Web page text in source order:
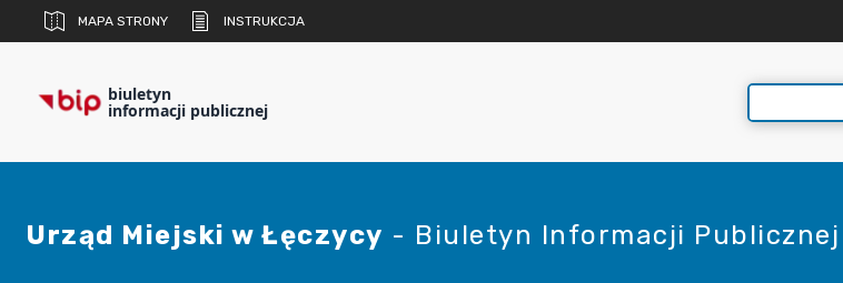
MAPA STRONY INSTRUKCJA
biuletyn
informacji publicznej
Urząd Miejski w Łęczycy - Biuletyn Informacji Publicznej